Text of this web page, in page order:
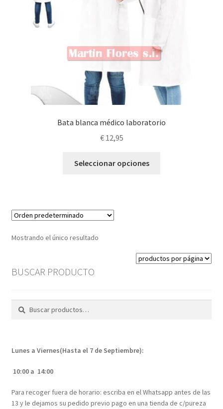
Bata blanca médico laboratorio
€12,95
Seleccionar opciones
pueden
Mostrando el único resultado
BUSCAR PRODUCTO
Buscar
Buscar
Lunes a Viernes(Hasta el 7 de Septiembre):
10:00 a 14:00
Para recoger fuera de horario: escriba en el Whatsapp antes de las
13 y le dejamos su pedido previo pago en una tienda de c/pureza